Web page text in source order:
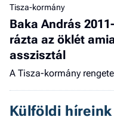
Tisza-kormány
Baka András
rázta az öklét
asszisztál
A Tisza-kormány
Külföldi híreink